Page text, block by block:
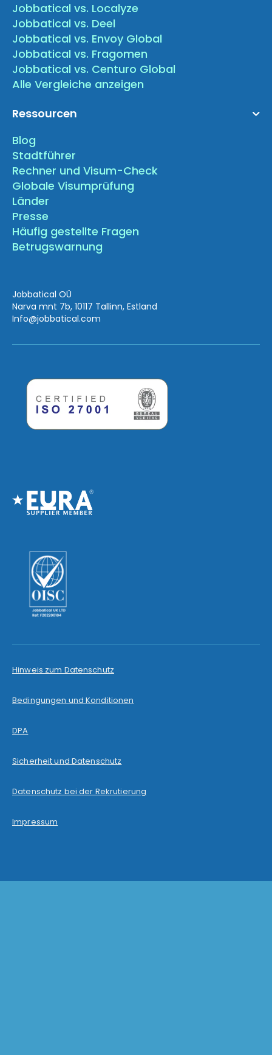
Jobbatical vs. Localyze
Jobbatical vs. Deel
Jobbatical vs. Envoy Global
Jobbatical vs. Fragomen
Jobbatical vs. Centuro Global
Alle Vergleiche anzeigen
Ressourcen
Blog
Stadtführer
Rechner und Visum-Check
Globale Visumprüfung
Länder
Presse
Häufig gestellte Fragen
Betrugswarnung
Jobbatical OÜ
Narva mnt 7b, 10117 Tallinn, Estland
Info@jobbatical.com
Hinweis zum Datenschutz
Bedingungen und Konditionen
DPA
Sicherheit und Datenschutz
Datenschutz bei der Rekrutierung
Impressum